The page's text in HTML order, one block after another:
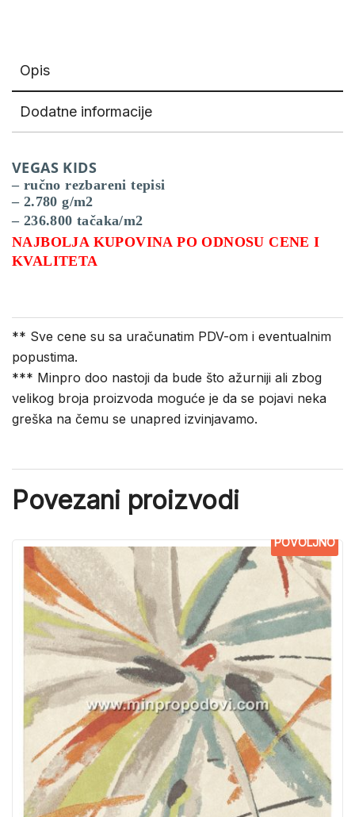
Opis
Dodatne informacije
VEGAS KIDS
– ručno rezbareni tepisi
– 2.780 g/m2
– 236.800 tačaka/m2
NAJBOLJA KUPOVINA PO ODNOSU CENE I
KVALITETA
** Sve cene su sa uračunatim PDV-om i eventualnim
popustima.
*** Minpro doo nastoji da bude što ažurniji ali zbog
velikog broja proizvoda moguće je da se pojavi neka
greška na čemu se unapred izvinjavamo.
Povezani proizvodi
POVOLJNO